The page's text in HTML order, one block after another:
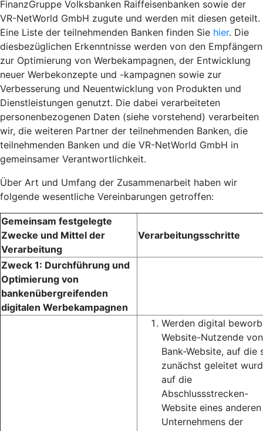
FinanzGruppe Volksbanken Raiffeisenbanken sowie der
VR-NetWorld GmbH zugute und werden mit diesen geteilt.
Eine Liste der teilnehmenden Banken finden Sie hier. Die
diesbezüglichen Erkenntnisse werden von den Empfängern
zur Optimierung von Werbekampagnen, der Entwicklung
neuer Werbekonzepte und -kampagnen sowie zur
Verbesserung und Neuentwicklung von Produkten und
Dienstleistungen genutzt. Die dabei verarbeiteten
personenbezogenen Daten (siehe vorstehend) verarbeiten
wir, die weiteren Partner der teilnehmenden Banken, die
teilnehmenden Banken und die VR-NetWorld GmbH in
gemeinsamer Verantwortlichkeit.
Über Art und Umfang der Zusammenarbeit haben wir
folgende wesentliche Vereinbarungen getroffen:
Gemeinsam festgelegte
Zwecke und Mittel der
Verarbeitung
Verarbeitungsschritte
Zweck 1: Durchführung und
Optimierung von
bankenübergreifenden
digitalen Werbekampagnen
Werden digital
Website-Nutzende
Bank-Website, auf die
zunächst geleitet
auf die
Abschlussstrecken-
Website eines anderen
Unternehmens der